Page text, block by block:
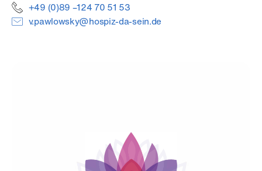
+49 (0)89 –124 70 51 53
v.pawlowsky@hospiz-da-sein.de